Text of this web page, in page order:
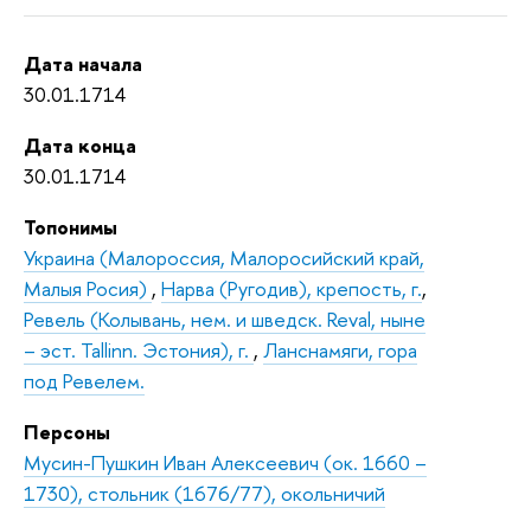
Дата начала
30.01.1714
Дата конца
30.01.1714
Топонимы
Украина (Малороссия, Малоросийский край,
Малыя Росия) , Нарва (Ругодив), крепость, г.,
Ревель (Колывань, нем. и шведск. Reval, ныне
– эст. Tallinn. Эстония), г. , Ланснамяги, гора
под Ревелем.
Персоны
Мусин-Пушкин Иван Алексеевич (ок. 1660 –
1730), стольник (1676/77), окольничий